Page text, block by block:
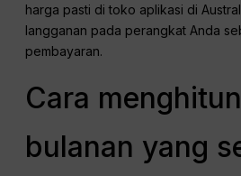
harga pasti di toko aplikasi di
langganan pada perangkat Anda
pembayaran.
Cara
bulanan yang